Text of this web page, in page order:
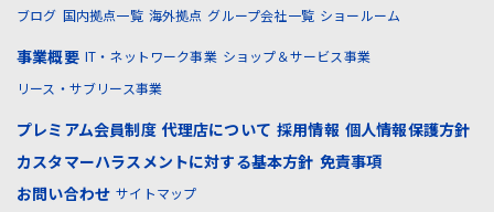
ブログ 国内拠点一覧 海外拠点 グループ会社一覧 ショールーム
事業概要 IT・ネットワーク事業 ショップ＆サービス事業
リース・サブリース事業
プレミアム会員制度 代理店について 採用情報 個人情報保護方針
カスタマーハラスメントに対する基本方針 免責事項
お問い合わせ サイトマップ